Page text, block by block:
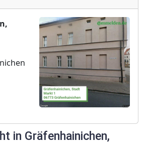
in Gräfenhainichen,